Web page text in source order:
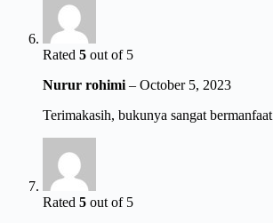
Rated 5 out of 5
Nurur rohimi – October 5, 2023
Terimakasih, bukunya sangat bermanfaat
Rated 5 out of 5